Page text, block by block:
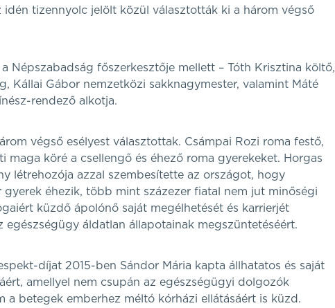
tizennyolc jelölt közül választották ki a három végső
Népszabadság főszerkesztője mellett – Tóth Krisztina költő,
Kállai Gábor nemzetközi sakknagymester, valamint Máté
rendező alkotja.
végső esélyest választottak. Csámpai Rozi roma festő,
köré a csellengő és éhező roma gyerekeket. Horgas
létrehozója azzal szembesítette az országot, hogy
éhezik, több mint százezer fiatal nem jut minőségi
küzdő ápolónő saját megélhetését és karrierjét
áldatlan állapotainak megszüntetéséért.
díjat 2015-ben Sándor Mária kapta állhatatos és saját
amellyel nem csupán az egészségügyi dolgozók
a betegek emberhez méltó kórházi ellátásáért is küzd.